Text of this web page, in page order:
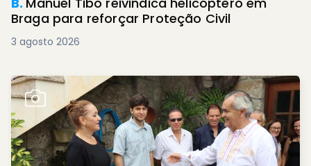
Braga para reforçar Proteção Civil
3 agosto 2026